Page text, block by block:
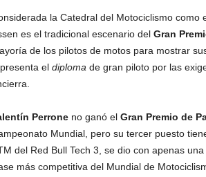
la Catedral del Motociclismo
es el tradicional escenario del Gran
de los pilotos de motos para mostrar
eldiploma de gran piloto por las
Perroneno ganó el Gran Premio de
Mundial, pero su tercer puesto
del Red Bull Tech 3, se dio con apenas
más competitiva del Mundial de